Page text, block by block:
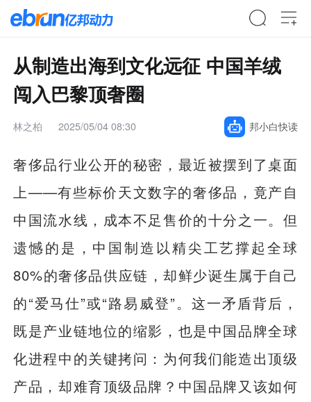
从制造出海到文化远征 中国羊绒
闯入巴黎顶奢圈
林之柏 2025/05/04 08:30 邦小白快读
奢侈品行业公开的秘密，最近被摆到了桌面
上——有些标价天文数字的奢侈品，竟产自
中国流水线，成本不足售价的十分之一。但
遗憾的是，中国制造以精尖工艺撑起全球
80%的奢侈品供应链，却鲜少诞生属于自己
的“爱马仕”或“路易威登”。这一矛盾背后，
既是产业链地位的缩影，也是中国品牌全球
化进程中的关键拷问：为何我们能造出顶级
产品，却难育顶级品牌？中国品牌又该如何